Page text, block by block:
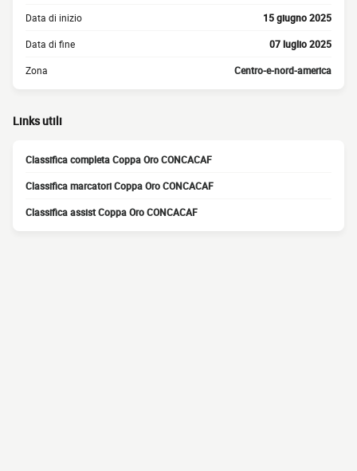
Data di inizio 15 giugno 2025
Data di fine 07 luglio 2025
Zona Centro-e-nord-america
Links utili
Classifica completa Coppa Oro CONCACAF
Classifica marcatori Coppa Oro CONCACAF
Classifica assist Coppa Oro CONCACAF